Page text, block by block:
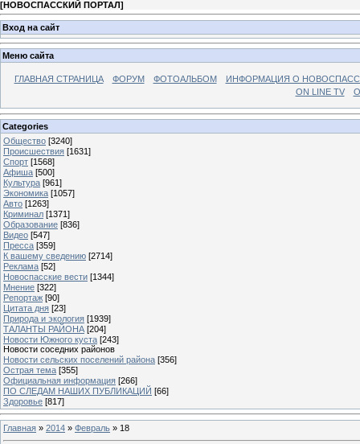
[НОВОСПАССКИЙ ПОРТАЛ]
Вход на сайт
Меню сайта
ГЛАВНАЯ СТРАНИЦА ФОРУМ ФОТОАЛЬБОМ
ИНФОРМАЦИЯ О
ON LINE TV
Categories
Общество [3240]
Происшествия [1631]
Спорт [1568]
Афиша [500]
Культура [961]
Экономика [1057]
Авто [1263]
Криминал [1371]
Образование [836]
Видео [547]
Пресса [359]
К вашему сведению [2714]
Реклама [52]
Новоспасские вести [1344]
Мнение [322]
Репортаж [90]
Цитата дня [23]
Природа и экология [1939]
ТАЛАНТЫ РАЙОНА [204]
Новости Южного куста [243]
Новости соседних районов
Новости сельских поселений района [356]
Острая тема [355]
Официальная информация [266]
ПО СЛЕДАМ НАШИХ ПУБЛИКАЦИЙ [66]
Здоровье [817]
Главная » 2014 » Февраль » 18